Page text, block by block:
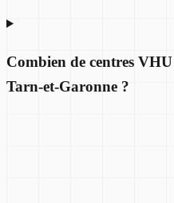
Combien de centres
Tarn-et-Garonne ?